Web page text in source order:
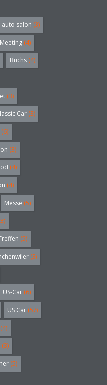
auto salon (3)
(4)
Buchs (4)
(3)
Car (3)
(6)
(3)
(4)
(4)
Messe (5)
(5)
(3)
US-Car (6)
US Car (57)
(4)
(3)
(5)